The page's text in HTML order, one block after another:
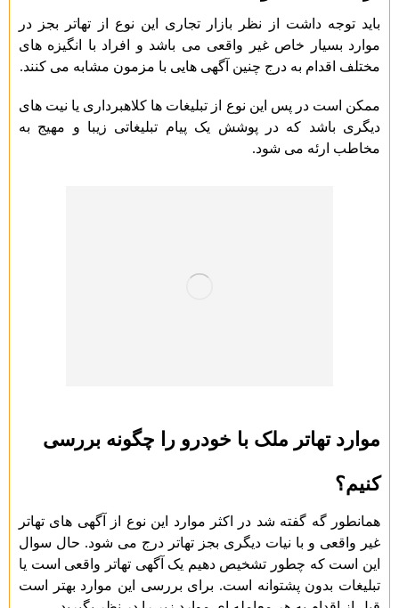
باید توجه داشت از نظر بازار تجاری این نوع از تهاتر بجز در
موارد بسیار خاص غیر واقعی می باشد و افراد با انگیزه های
مختلف اقدام به درج چنین آگهی هایی با مزمون مشابه می کنند.
ممکن است در پس این نوع از تبلیغات ها کلاهبرداری یا نیت های
دیگری باشد که در پوشش یک پیام تبلیغاتی زیبا و مهیج به
مخاطب ارئه می شود.
موارد تهاتر ملک با خودرو را چگونه بررسی
کنیم؟
همانطور گه گفته شد در اکثر موارد این نوع از آگهی های تهاتر
غیر واقعی و با نیات دیگری بجز تهاتر درج می شود. حال سوال
این است که چطور تشخیص دهیم یک آگهی تهاتر واقعی است یا
تبلیغات بدون پشتوانه است. برای بررسی این موارد بهتر است